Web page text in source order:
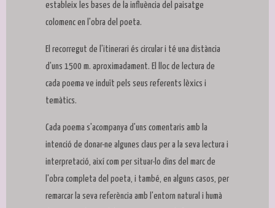
estableix les bases de la influència del paisatge
colomenc en l'obra del poeta.
El recorregut de l'itinerari és circular i té una distància
d'uns 1500 m. aproximadament. El lloc de lectura de
cada poema ve induït pels seus referents lèxics i
temàtics.
Cada poema s'acompanya d'uns comentaris amb la
intenció de donar-ne algunes claus per a la seva lectura i
interpretació, així com per situar-lo dins del marc de
l'obra completa del poeta, i també, en alguns casos, per
remarcar la seva referència amb l'entorn natural i humà